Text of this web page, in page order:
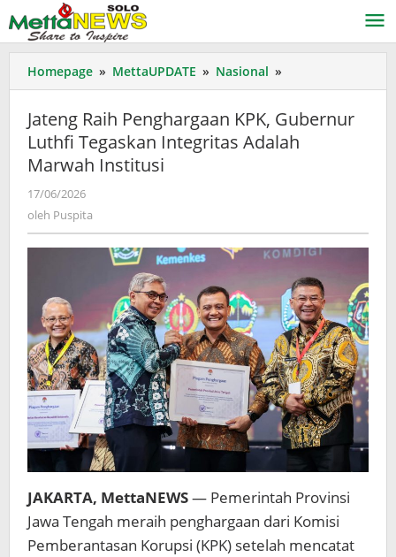
ke
konten
Homepage » MettaUPDATE » Nasional »
Raih
KPK,
Gubernur
Marwah
Institusi
Jateng Raih Penghargaan KPK, Gubernur
Luthfi Tegaskan Integritas Adalah
Marwah Institusi
17/06/2026
oleh Puspita
JAKARTA, MettaNEWS— Pemerintah Provinsi
Jawa Tengah meraih penghargaan dari Komisi
Pemberantasan Korupsi (KPK) setelah mencatat